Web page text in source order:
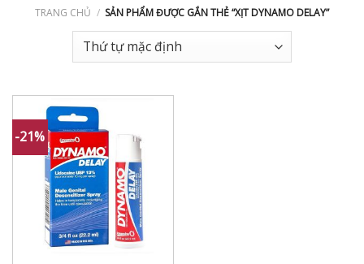
TRANG CHỦ / SẢN PHẨM ĐƯỢC GẮN THẺ “XỊT DYNAMO DELAY”
-21%